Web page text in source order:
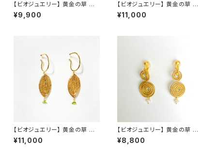
【ビオジュエリー】 黄金の草 カッ
ピンドウラード ピアス＆イヤリ
¥9,900
【ビオジュエリー】 黄金の草 カッ
ピンドウラード ピアス・イヤリ
ング ティアドロップ ターコイズ
¥11,000
【ビオジュエリー】 黄金の草 カッ
ピンドウラード イヤーカフ リ
ーフ ペリドット
¥11,000
【ビオジュエリー】 黄金の草 カッ
ピンドウラード ピアス＆イヤリ
ング ダブルスパイラル 淡水
¥8,800